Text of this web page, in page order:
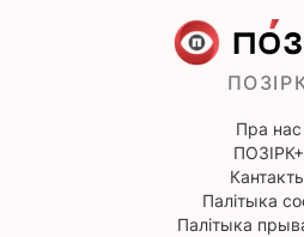
Пра нас
ПОЗІРК+
Палітыка
Палітыка